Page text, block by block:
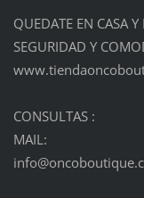
QUEDATE EN CASA
SEGURIDAD Y
CONSULTAS :
MAIL:
info@oncoboutiqu